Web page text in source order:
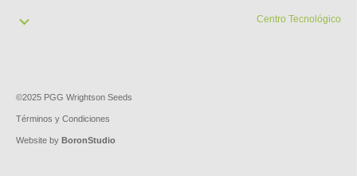
+598 2929 2900
Centro Tecnológico
©2025 PGG Wrightson Seeds
Términos y Condiciones
Website by BoronStudio